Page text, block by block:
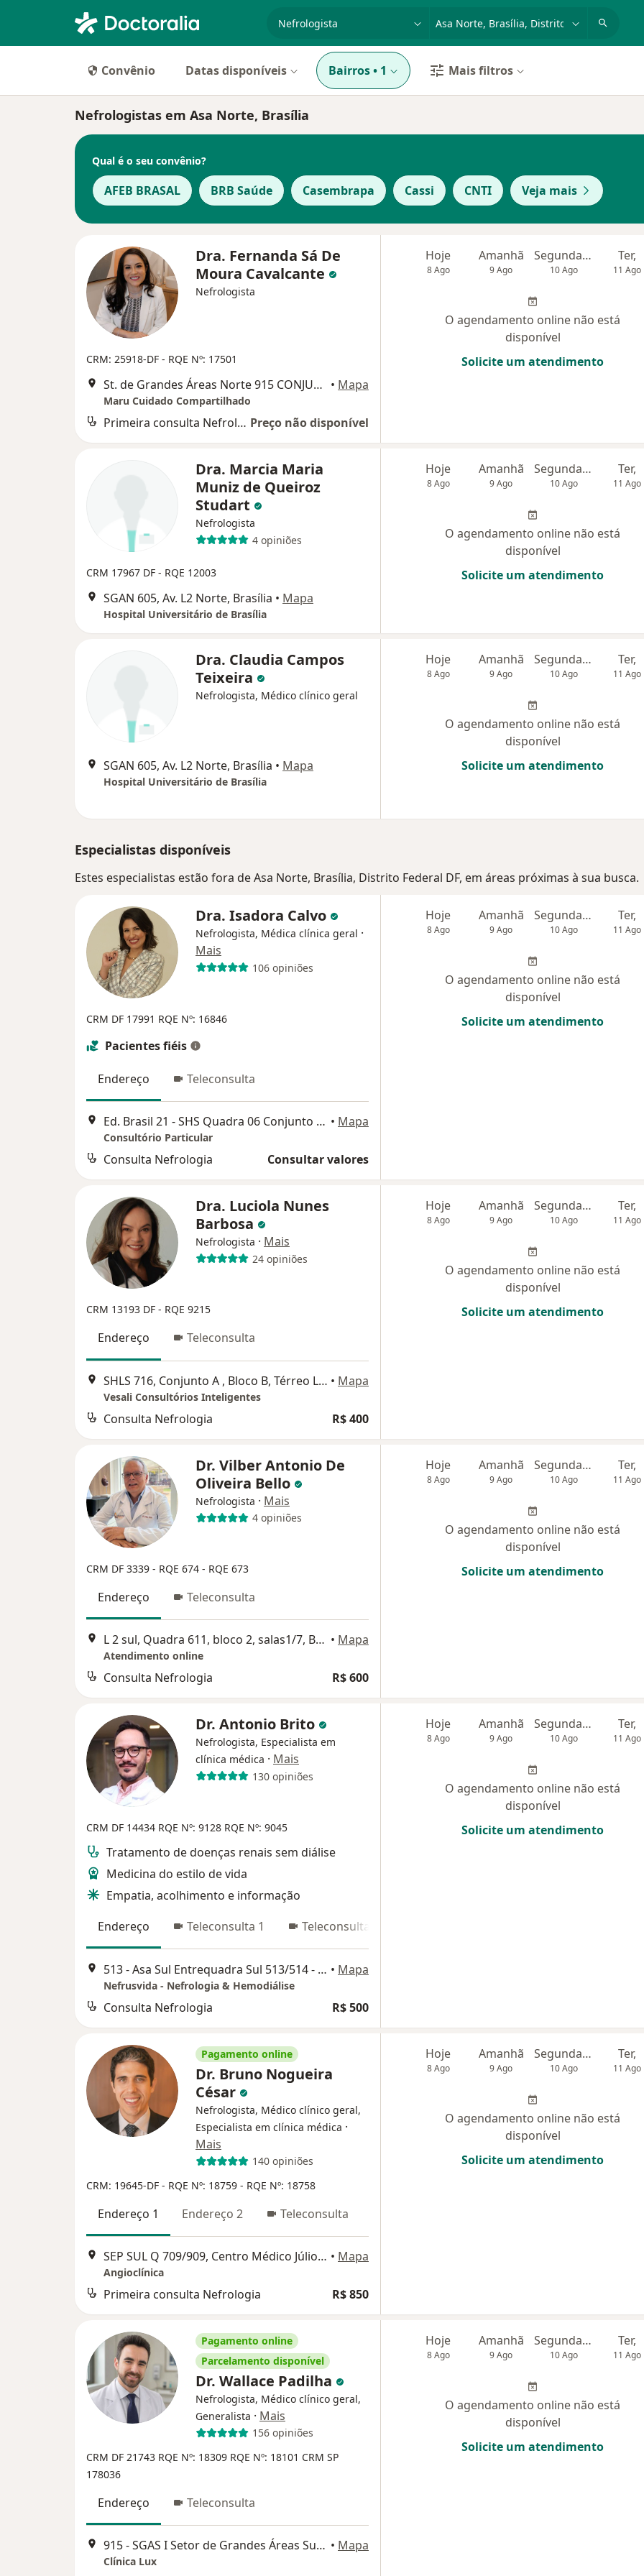
cidade ou região
Convênio Datas disponíveis Bairros• 1 Mais filtros
Nefrologistas em Asa Norte, Brasília
Qual é o seu convênio?
AFEB BRASAL BRB Saúde Casembrapa Cassi CNTI Veja mais
Dra. Fernanda Sá De
Moura Cavalcante
Nefrologista
CRM: 25918-DF - RQE Nº: 17501
St. de Grandes Áreas Norte 915 CONJUNTO G BLOCO C, SALA 5 - Asa Norte, Brasília • Mapa
Maru Cuidado Compartilhado
Primeira consulta Nefrologia Preço não disponível
Hoje
8 Ago
Amanhã
9 Ago
Segunda-feira
10 Ago
Ter,
11 Ago
O agendamento online não está
disponível
Solicite um atendimento
Dra. Marcia Maria
Muniz de Queiroz
Studart
Nefrologista
4 opiniões
CRM 17967 DF - RQE 12003
SGAN 605, Av. L2 Norte, Brasília • Mapa
Hospital Universitário de Brasília
Hoje
8 Ago
Amanhã
9 Ago
Segunda-feira
10 Ago
Ter,
11 Ago
O agendamento online não está
disponível
Solicite um atendimento
Dra. Claudia Campos
Teixeira
Nefrologista, Médico clínico geral
SGAN 605, Av. L2 Norte, Brasília • Mapa
Hospital Universitário de Brasília
Hoje
8 Ago
Amanhã
9 Ago
Segunda-feira
10 Ago
Ter,
11 Ago
O agendamento online não está
disponível
Solicite um atendimento
Especialistas disponíveis
Estes especialistas estão fora de Asa Norte, Brasília, Distrito Federal DF, em áreas próximas à sua busca.
Dra. Isadora Calvo
Nefrologista, Médica clínica geral ·
Mais
106 opiniões
CRM DF 17991 RQE Nº: 16846
Pacientes fiéis
Endereço Teleconsulta
Ed. Brasil 21 - SHS Quadra 06 Conjunto A, Bloco A, sala 606, Brasília • Mapa
Consultório Particular
Consulta Nefrologia Consultar valores
Hoje
8 Ago
Amanhã
9 Ago
Segunda-feira
10 Ago
Ter,
11 Ago
O agendamento online não está
disponível
Solicite um atendimento
Dra. Luciola Nunes
Barbosa
Nefrologista · Mais
24 opiniões
CRM 13193 DF - RQE 9215
Endereço Teleconsulta
SHLS 716, Conjunto A , Bloco B, Térreo Loja 03- OHB, Setor Hospitalar Local Sul,, Brasília • Mapa
Vesali Consultórios Inteligentes
Consulta Nefrologia R$ 400
Hoje
8 Ago
Amanhã
9 Ago
Segunda-feira
10 Ago
Ter,
11 Ago
O agendamento online não está
disponível
Solicite um atendimento
Dr. Vilber Antonio De
Oliveira Bello
Nefrologista · Mais
4 opiniões
CRM DF 3339 - RQE 674 - RQE 673
Endereço Teleconsulta
L 2 sul, Quadra 611, bloco 2, salas1/7, Brasília • Mapa
Atendimento online
Consulta Nefrologia R$ 600
Hoje
8 Ago
Amanhã
9 Ago
Segunda-feira
10 Ago
Ter,
11 Ago
O agendamento online não está
disponível
Solicite um atendimento
Dr. Antonio Brito
Nefrologista, Especialista em
clínica médica · Mais
130 opiniões
CRM DF 14434 RQE Nº: 9128 RQE Nº: 9045
Tratamento de doenças renais sem diálise
Medicina do estilo de vida
Empatia, acolhimento e informação
Endereço
Teleconsulta 1 Teleconsulta 2
513 - Asa Sul Entrequadra Sul 513/514 - Asa Sul, Brasília • Mapa
Nefrusvida - Nefrologia & Hemodiálise
Consulta Nefrologia R$ 500
Hoje
8 Ago
Amanhã
9 Ago
Segunda-feira
10 Ago
Ter,
11 Ago
O agendamento online não está
disponível
Solicite um atendimento
Pagamento online
Dr. Bruno Nogueira
César
Nefrologista, Médico clínico geral,
Especialista em clínica médica ·
Mais
140 opiniões
CRM: 19645-DF - RQE Nº: 18759 - RQE Nº: 18758
Endereço 1 Endereço 2 Teleconsulta
SEP SUL Q 709/909, Centro Médico Júlio Adnet, Bl A, Salas 419 a 422 - Asa Sul, Brasília • Mapa
Angioclínica
Primeira consulta Nefrologia R$ 850
Hoje
8 Ago
Amanhã
9 Ago
Segunda-feira
10 Ago
Ter,
11 Ago
O agendamento online não está
disponível
Solicite um atendimento
Pagamento online
Parcelamento disponível
Dr. Wallace Padilha
Nefrologista, Médico clínico geral,
Generalista · Mais
156 opiniões
CRM DF 21743 RQE Nº: 18309 RQE Nº: 18101 CRM SP
178036
Endereço Teleconsulta
915 - SGAS I Setor de Grandes Áreas Sul 915 - Asa Sul, Brasília • Mapa
Clínica Lux
Hoje
8 Ago
Amanhã
9 Ago
Segunda-feira
10 Ago
Ter,
11 Ago
O agendamento online não está
disponível
Solicite um atendimento